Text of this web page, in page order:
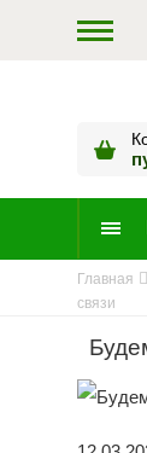
Главная
связи